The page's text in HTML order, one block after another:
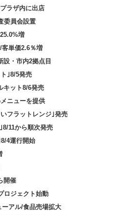
ラザ内に出店
委員会設置
増
単価2.6％増
設・市内2拠点目
｣8/5発売
キット8/6発売
ニューを提供
フラットレンジ｣発売
8/11から順次発売
4運行開始
開催
ロジェクト始動
アル/食品売場拡大